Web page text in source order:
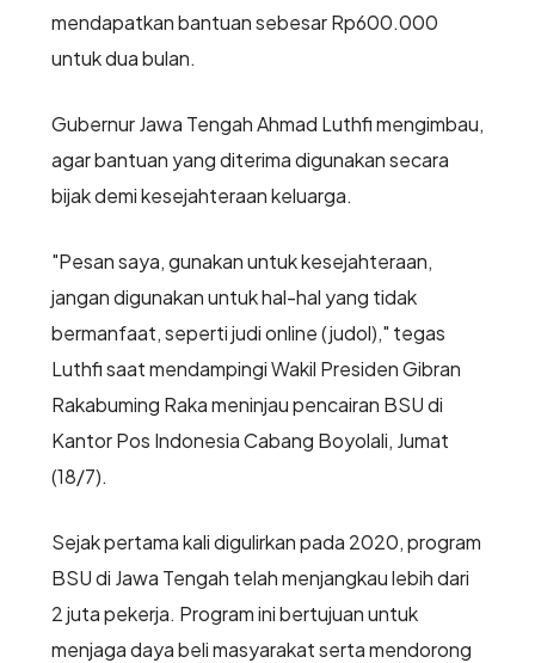
mendapatkan bantuan sebesar Rp600.000
untuk dua bulan.
Gubernur Jawa Tengah Ahmad Luthfi mengimbau,
agar bantuan yang diterima digunakan secara
bijak demi kesejahteraan keluarga.
"Pesan saya, gunakan untuk kesejahteraan,
jangan digunakan untuk hal-hal yang tidak
bermanfaat, seperti judi online (judol)," tegas
Luthfi saat mendampingi Wakil Presiden Gibran
Rakabuming Raka meninjau pencairan BSU di
Kantor Pos Indonesia Cabang Boyolali, Jumat
(18/7).
Sejak pertama kali digulirkan pada 2020, program
BSU di Jawa Tengah telah menjangkau lebih dari
2 juta pekerja. Program ini bertujuan untuk
menjaga daya beli masyarakat serta mendorong